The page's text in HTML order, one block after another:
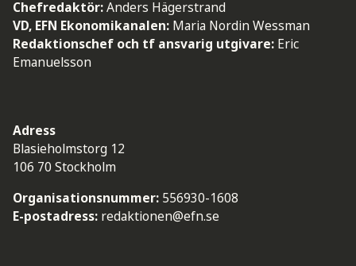
Chefredaktör:Anders Hägerstrand
VD, EFN Ekonomikanalen: Maria Nordin Wessman
Redaktionschef och tf ansvarig utgivare: Eric
Emanuelsson
Adress
Blasieholmstorg 12
106 70 Stockholm
Organisationsnummer: 556930-1608
E-postadress: redaktionen@efn.se